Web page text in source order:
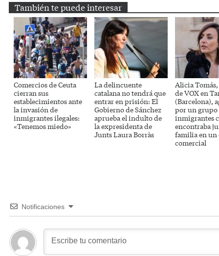
También te puede interesar
Comercios de Ceuta
cierran sus
establecimientos ante
la invasión de
inmigrantes ilegales:
«Tenemos miedo»
La delincuente
catalana no tendrá que
entrar en prisión: El
Gobierno de Sánchez
aprueba el indulto de
la expresidenta de
Junts Laura Borràs
Alicia
de VOX en
(Barcelona),
por un grupo
inmigrantes
encontraba
familia en un
comercial
Notificaciones